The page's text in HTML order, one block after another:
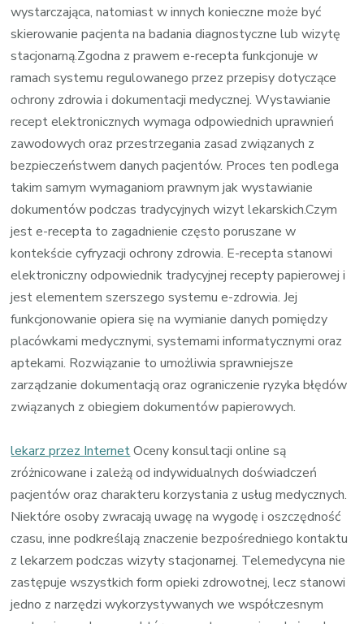
wystarczająca, natomiast w innych konieczne może być
skierowanie pacjenta na badania diagnostyczne lub wizytę
stacjonarną.Zgodna z prawem e-recepta funkcjonuje w
ramach systemu regulowanego przez przepisy dotyczące
ochrony zdrowia i dokumentacji medycznej. Wystawianie
recept elektronicznych wymaga odpowiednich uprawnień
zawodowych oraz przestrzegania zasad związanych z
bezpieczeństwem danych pacjentów. Proces ten podlega
takim samym wymaganiom prawnym jak wystawianie
dokumentów podczas tradycyjnych wizyt lekarskich.Czym
jest e-recepta to zagadnienie często poruszane w
kontekście cyfryzacji ochrony zdrowia. E-recepta stanowi
elektroniczny odpowiednik tradycyjnej recepty papierowej i
jest elementem szerszego systemu e-zdrowia. Jej
funkcjonowanie opiera się na wymianie danych pomiędzy
placówkami medycznymi, systemami informatycznymi oraz
aptekami. Rozwiązanie to umożliwia sprawniejsze
zarządzanie dokumentacją oraz ograniczenie ryzyka błędów
związanych z obiegiem dokumentów papierowych.
lekarz przez InternetOceny konsultacji online są
zróżnicowane i zależą od indywidualnych doświadczeń
pacjentów oraz charakteru korzystania z usług medycznych.
Niektóre osoby zwracają uwagę na wygodę i oszczędność
czasu, inne podkreślają znaczenie bezpośredniego kontaktu
z lekarzem podczas wizyty stacjonarnej. Telemedycyna nie
zastępuje wszystkich form opieki zdrowotnej, lecz stanowi
jedno z narzędzi wykorzystywanych we współczesnym